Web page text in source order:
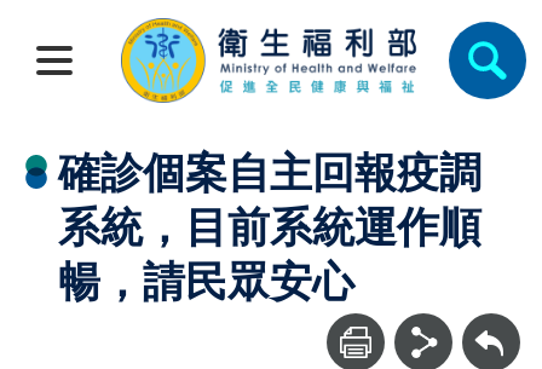
確診個案自主回報疫調
系統，目前系統運作順
暢，請民眾安心
回上一頁